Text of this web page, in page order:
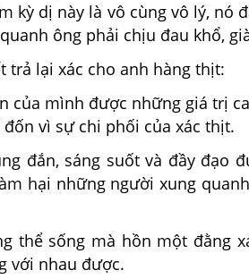
kỳ dị này là vô cùng vô lý, nó
ông phải chịu đau khổ,
trả lại xác cho anh hàng thịt:
của mình được những giá trị
vì sự chi phối của xác thịt.
đắn, sáng suốt và đầy đạo
hại những người xung
thể sống mà hồn một đằng
với nhau được.